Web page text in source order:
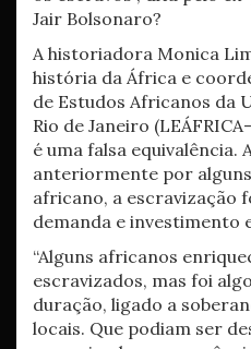
Jair Bolsonaro?
A historiadora Monica
história da África e
de Estudos Africanos da
Rio de Janeiro
é uma falsa equivalência.
anteriormente por
africano, a escravização
demanda e investimento
“Alguns africanos
escravizados, mas foi
duração, ligado a
locais. Que podiam ser